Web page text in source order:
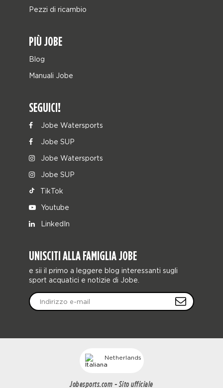
Pezzi di ricambio
PIÙ JOBE
Blog
Manuali Jobe
SEGUICI!
Jobe Watersports
Jobe SUP
Jobe Watersports
Jobe SUP
TikTok
Youtube
LinkedIn
UNISCITI ALLA FAMIGLIA JOBE
e sii il primo a leggere blog interessanti sugli
sport acquatici e notizie di Jobe.
Netherlands
Jobesports.com - Sito ufficiale